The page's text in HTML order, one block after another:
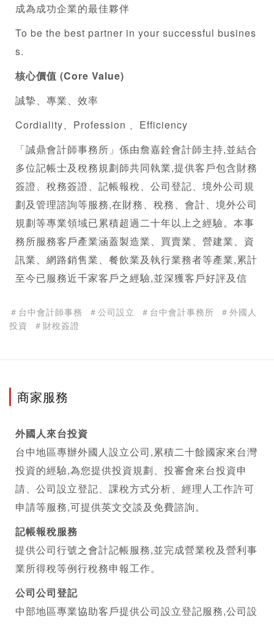
成為成功企業的最佳夥伴
To be the best partner in your successful busines
s.
核心價值 (Core Value)
誠摯、專業、效率
Cordiality、Profession 、Efficiency
「誠鼎會計師事務所」係由詹嘉銓會計師主持,並結合
多位記帳士及稅務規劃師共同執業,提供客戶包含財務
簽證、稅務簽證、記帳報稅、 公司登記 、境外公司規
劃及管理諮詢等服務,在財務、稅務、會計、境外公司
規劃等專業領域已累積超過二十年以上之經驗。本事
務所服務客戶產業涵蓋製造業、買賣業、營建業、資
訊業、網路銷售業、餐飲業及執行業務者等產業,累計
至今已服務近千家客戶之經驗,並深獲客戶好評及信
＃台中會計師事務 ＃公司設立 ＃台中會計事務所
＃外國人
投資
＃財稅簽證
商家服務
外國人來台投資
台中地區專辦外國人設立公司,累積二十餘國家來台灣
投資的經驗,為您提供投資規劃、投審會來台投資申
請、公司設立登記、課稅方式分析、經理人工作許可
申請等服務,可提供英文交談及免費諮詢。
記帳報稅服務
提供公司行號之會計記帳服務,並完成營業稅及營利事
業所得稅等例行稅務申報工作。
公司公司登記
中部地區專業協助客戶提供公司設立登記服務,公司設